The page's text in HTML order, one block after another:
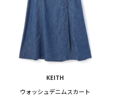
KEITH
ウォッシュデニムスカート